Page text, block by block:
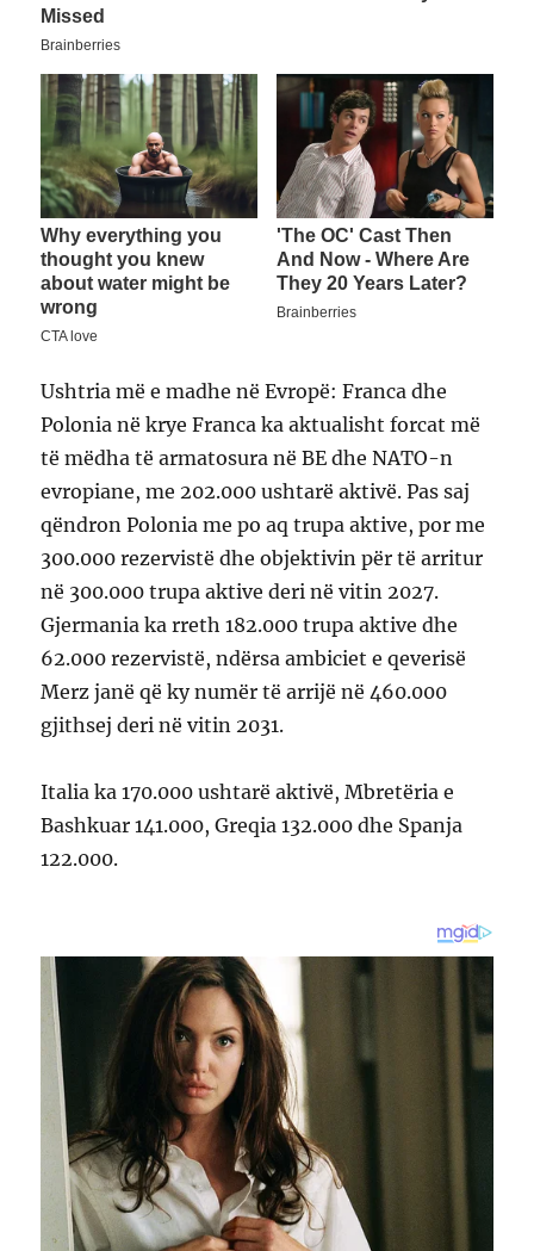
Ushtria më e madhe në Evropë: Franca dhe
Polonia në krye Franca ka aktualisht forcat më
të mëdha të armatosura në BE dhe NATO-n
evropiane, me 202.000 ushtarë aktivë. Pas saj
qëndron Polonia me po aq trupa aktive, por me
300.000 rezervistë dhe objektivin për të arritur
në 300.000 trupa aktive deri në vitin 2027.
Gjermania ka rreth 182.000 trupa aktive dhe
62.000 rezervistë, ndërsa ambiciet e qeverisë
Merz janë që ky numër të arrijë në 460.000
gjithsej deri në vitin 2031.
Italia ka 170.000 ushtarë aktivë, Mbretëria e
Bashkuar 141.000, Greqia 132.000 dhe Spanja
122.000.